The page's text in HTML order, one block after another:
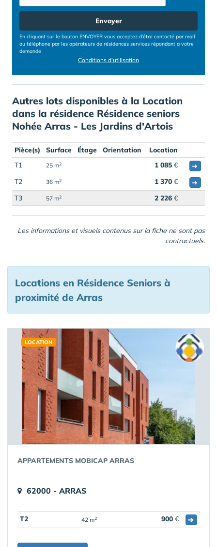
Envoyer
En cliquant sur le bouton ENVOYER vous acceptez d’être contacté par mail
ou téléphone par les opérateurs de résidences services répondant à votre
demande
Conditions d'utilisation
Autres lots disponibles à la Location
dans la résidence Résidence seniors
Nohée Arras - Les Jardins d'Artois
Pièce(s) Surface Étage Orientation
Location
T1
25 m2 1 085 €
➔
T2
36 m2 1 370 €
➔
T3
57 m2 2 226 €
Les informations et visuels contenus sur la fiche ne sont pas
contractuels.
Locations en Résidence Seniors à
proximité de Arras
LOCATION
APPARTEMENTS MOBICAP ARRAS
62000 - ARRAS
T2 42 m2 900 € ➔